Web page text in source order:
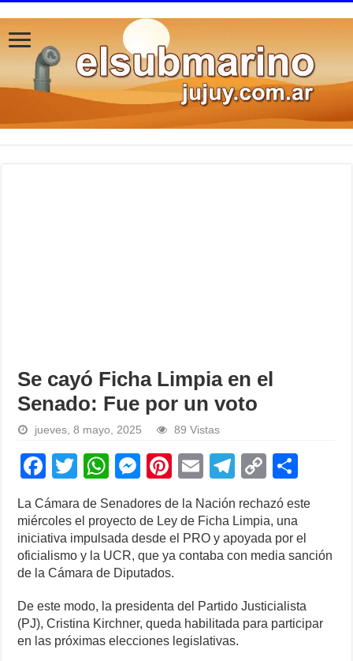
Se cayó Ficha Limpia en el
Senado: Fue por un voto
jueves, 8 mayo, 2025 89 Vistas
F
a
c
e
b
o
k
T
wi
tt
er
W
at
s
A
p
M
ss
e
n
er
Pi
nt
er
e
st
E
m
ail
T
e
gr
a
C
o
p
y
Li
k
ar
e
La Cámara de Senadores de la Nación rechazó este
miércoles el proyecto de Ley de Ficha Limpia, una
iniciativa impulsada desde el PRO y apoyada por el
oficialismo y la UCR, que ya contaba con media sanción
de la Cámara de Diputados.
De este modo, la presidenta del Partido Justicialista
(PJ), Cristina Kirchner, queda habilitada para participar
en las próximas elecciones legislativas.